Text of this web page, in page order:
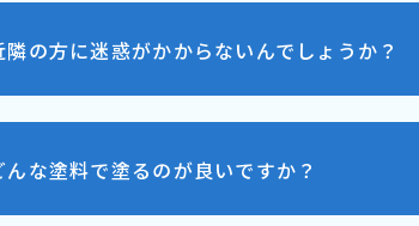
隣の方に迷惑がかからないんでしょうか？
んな塗料で塗るのが良いですか？